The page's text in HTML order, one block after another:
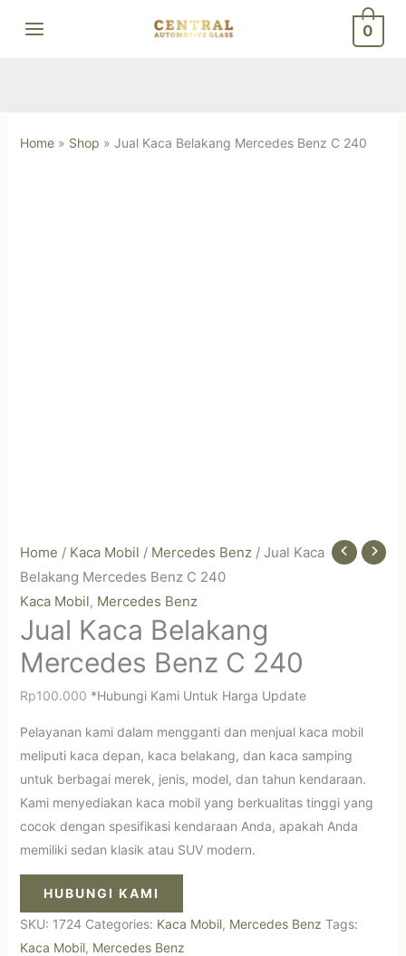
0
Home» Shop » Jual Kaca Belakang Mercedes Benz C 240
Home / Kaca Mobil / Mercedes Benz/ Jual Kaca
Belakang Mercedes Benz C 240
Kaca Mobil, Mercedes Benz
Jual Kaca Belakang
Mercedes Benz C 240
Rp100.000 *Hubungi Kami Untuk Harga Update
Pelayanan kami dalam mengganti dan menjual kaca mobil
meliputi kaca depan, kaca belakang, dan kaca samping
untuk berbagai merek, jenis, model, dan tahun kendaraan.
Kami menyediakan kaca mobil yang berkualitas tinggi yang
cocok dengan spesifikasi kendaraan Anda, apakah Anda
memiliki sedan klasik atau SUV modern.
HUBUNGI KAMI
SKU: 1724 Categories: Kaca Mobil, Mercedes Benz Tags:
Kaca Mobil, Mercedes Benz